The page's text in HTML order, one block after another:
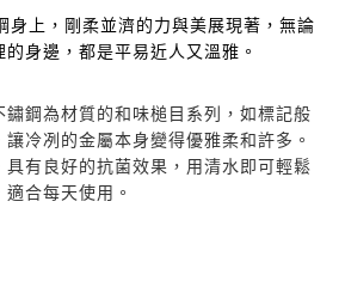
身上，剛柔並濟的力與美展現著，無論
身邊，都是平易近人又溫雅。
鋼為材質的和味槌目系列，如標記般​
冷冽的金屬本身變得優雅柔和許多​。​​
有良好的抗菌效果​，用清水即可輕鬆
合每天使用。​